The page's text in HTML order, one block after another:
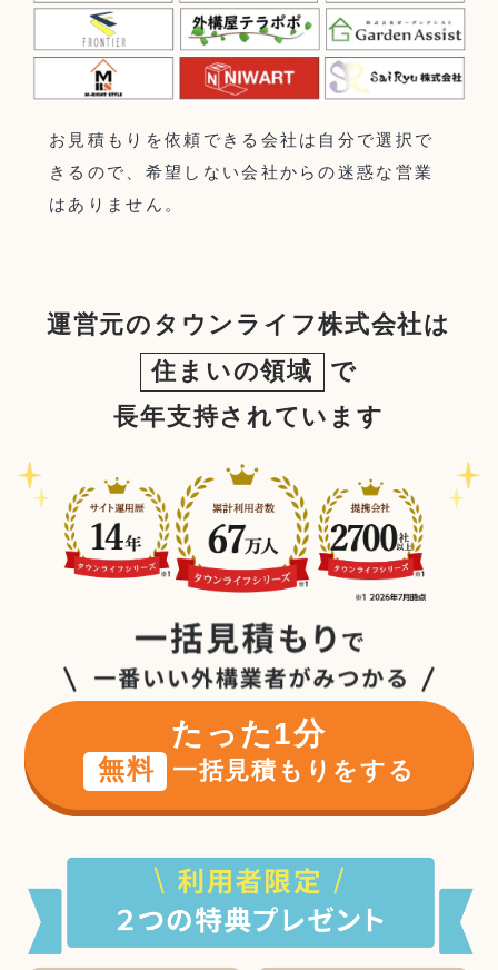
お見積もりを依頼できる会社は自分で選択で
きるので、希望しない会社からの迷惑な営業
はありません。
運営元のタウンライフ株式会社は
住まいの領域
で
長年支持されています
たった1分
無料 一括見積もりをする